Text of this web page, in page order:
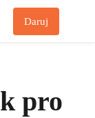
Daruj
pro